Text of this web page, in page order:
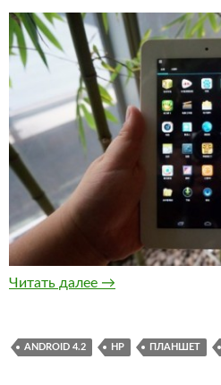
Читать далее 3 новых модели
→
ANDROID 4.2 HP ПЛАНШЕТ